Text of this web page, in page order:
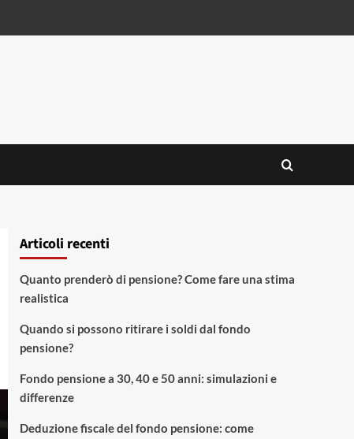
Articoli recenti
Quanto prenderò di pensione? Come fare una stima
realistica
Quando si possono ritirare i soldi dal fondo
pensione?
Fondo pensione a 30, 40 e 50 anni: simulazioni e
differenze
Deduzione fiscale del fondo pensione: come